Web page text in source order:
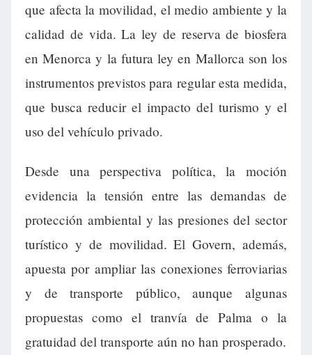
que afecta la movilidad, el medio ambiente y la
calidad de vida. La ley de reserva de biosfera
en Menorca y la futura ley en Mallorca son los
instrumentos previstos para regular esta medida,
que busca reducir el impacto del turismo y el
uso del vehículo privado.
Desde una perspectiva política, la moción
evidencia la tensión entre las demandas de
protección ambiental y las presiones del sector
turístico y de movilidad. El Govern, además,
apuesta por ampliar las conexiones ferroviarias
y de transporte público, aunque algunas
propuestas como el tranvía de Palma o la
gratuidad del transporte aún no han prosperado.